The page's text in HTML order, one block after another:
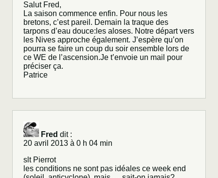
Salut Fred,
La saison commence enfin. Pour nous les
bretons, c’est pareil. Demain la traque des
tarpons d’eau douce:les aloses. Notre départ vers
les Nives approche également. J’espère qu’on
pourra se faire un coup du soir ensemble lors de
ce WE de l’ascension.Je t’envoie un mail pour
préciser ça.
Patrice
Fred dit :
20 avril 2013 à 0 h 04 min
slt Pierrot
les conditions ne sont pas idéales ce week end